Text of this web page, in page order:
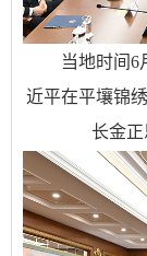
当地时间6
近平在平壤锦
长金